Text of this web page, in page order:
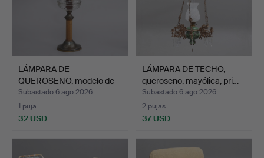
LÁMPARA DE
QUEROSENO, modelo de
sobremesa,…
Subastado 6 ago 2026
1 puja
32 USD
LÁMPARA DE TECHO,
queroseno, mayólica, pri…
Subastado 6 ago 2026
2 pujas
37 USD